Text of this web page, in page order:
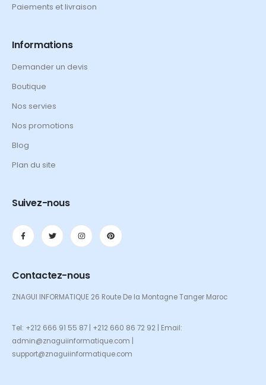
Paiements et livraison
Informations
Demander un devis
Boutique
Nos servies
Nos promotions
Blog
Plan du site
Suivez-nous
Contactez-nous
ZNAGUI INFORMATIQUE 26 Route De la Montagne Tanger Maroc
Tel: +212 666 91 55 87 | +212 660 86 72 92 | Email:
admin@znaguiinformatique.com |
support@znaguiinformatique.com